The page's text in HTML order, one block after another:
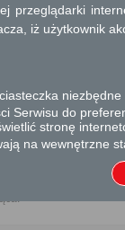
który ją wydał. O
placówce pocztowej
odwołania nie
skargi może
naruszenie
wniosku
pracy i
właściwy dla
przeglądarki
iż użytkownik
Serwisu do
stronę
na wewnętrzne